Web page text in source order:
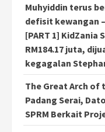
Muhyiddin terus
defisit kewangan
[PART 1] KidZania
RM184.17 juta,
kegagalan
The Great Arch of
Padang Serai,
SPRM Berkait